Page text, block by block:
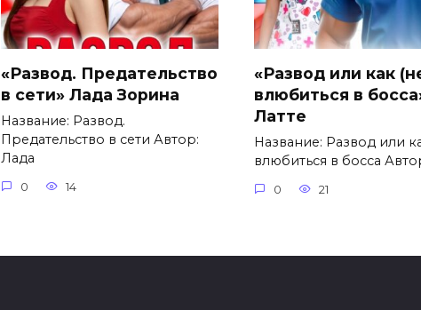
«Развод. Предательство
в сети» Лада Зорина
Название: Развод.
Предательство в сети Автор:
Лада
0 14
«Развод или как
влюбиться в
Латте
Название: Развод или
влюбиться в босса
0 21